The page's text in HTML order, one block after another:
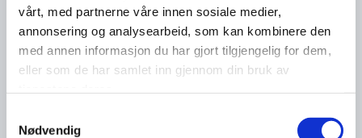
vårt, med partnerne våre innen sosiale medier,
annonsering og analysearbeid, som kan kombinere den
med annen informasjon du har gjort tilgjengelig for dem,
eller som de har samlet inn gjennom din bruk av
Nødvendig